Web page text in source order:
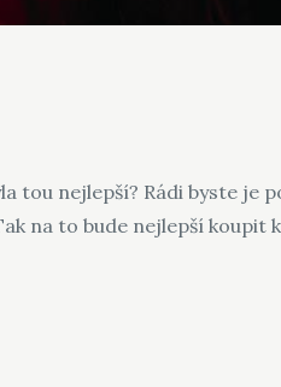
tou nejlepší? Rádi byste je
na to bude nejlepší koupit